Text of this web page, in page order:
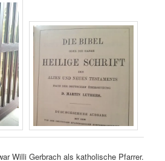
Willi Gerbrach als katholische Pfarrer.